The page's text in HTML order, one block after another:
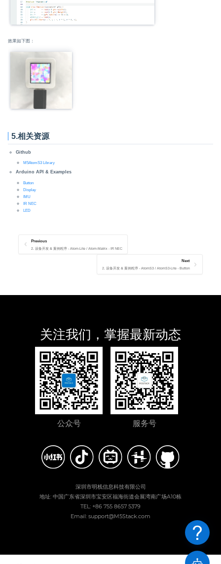
效果如下图：
5.相关资源
Github
M5AtomS3 Library
Arduino API & Examples
Button
Display
IMU
IR NEC
LED
Previous
2. 设备开发 & 案例程序 - Atom-Lite / Atom-Matrix - IR NEC
Next
2. 设备开发 & 案例程序 - AtomS3 / AtomS3-Lite - Button
关注我们，掌握最新动态
公众号 服务号
深圳市明栈信息科技有限公司
地址: 中国广东省深圳市宝安区福海街道会展湾南广场A10栋
TEL: +86 755 8657 5379
Email: support@M5Stack.com